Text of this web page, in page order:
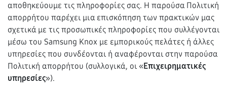
αποθηκεύουμε τις πληροφορίες σας. Η παρούσα Πολιτική
απορρήτου παρέχει μια επισκόπηση των πρακτικών μας
σχετικά με τις προσωπικές πληροφορίες που συλλέγονται
μέσω του Samsung Knox με εμπορικούς πελάτες ή άλλες
υπηρεσίες που συνδέονται ή αναφέρονται στην παρούσα
Πολιτική απορρήτου (συλλογικά, οι «Επιχειρηματικές
υπηρεσίες»).